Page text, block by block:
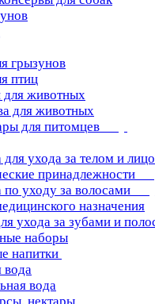
грызунов
птиц
животных
для животных
для питомцев
для ухода за телом и
принадлежности
по уходу за волосами
назначения
ухода за зубами и
наборы
напитки
вода
вода